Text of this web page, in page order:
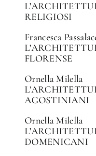
RELIGIOSI
Francesca
FLORENSE
Ornella Milella
AGOSTINIANI
Ornella Milella
DOMENICANI